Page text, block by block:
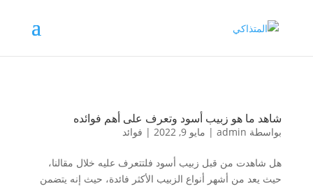
شاهد ما هو زبيب أسود وتعرف على أهم فوائده
بواسطة admin
| مايو 9, 2022 | فوائد
هل شاهدت من قبل زبيب أسود فلتتعرف عليه خلال مقالنا،
حيث يعد من أشهر أنواع الزبيب الأكثر فائدة، حيث إنه يتضمن